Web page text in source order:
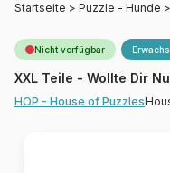
Startseite > Puzzle - Hunde >
Nicht verfügbar
XXL Teile - Wollte Dir
HOP - House of Puzzles